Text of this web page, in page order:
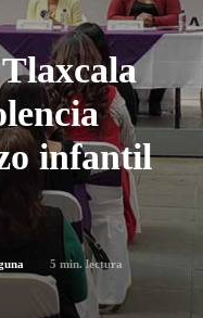
infantil
5 min. lectura